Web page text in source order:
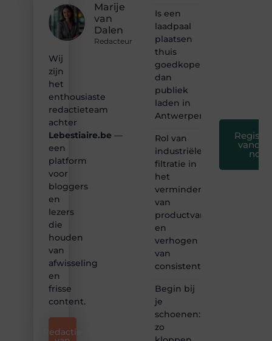
Marije
van
Dalen
Redacteur
Wij
zijn
het
enthousiaste
redactieteam
achter
Lebestiaire.be —
een
platform
voor
bloggers
en
lezers
die
houden
van
afwisseling
en
frisse
content.
Redactie
Is een
laadpaal
plaatsen
thuis
goedkoper
dan
publiek
laden in
Antwerpen?
Rol van
industriële
filtratie in
het
verminderen
van
productvariatie
en
verhogen
van
consistentie
Begin bij
je
schoenen:
zo
nog